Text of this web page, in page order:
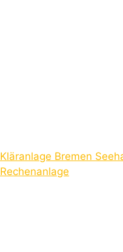
Kläranlage Bremen
Rechenanlage